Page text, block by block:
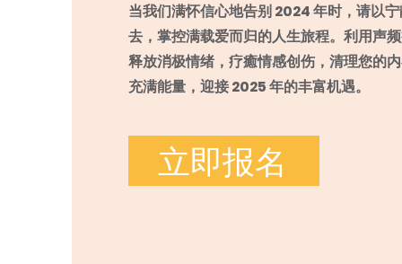
当我们满怀信心地告别 2024 年时，请以
去，掌控满载爱而归的人生旅程。利用声
释放消极情绪，疗癒情感创伤，清理您的
充满能量，迎接 2025 年的丰富机遇。
立即报名